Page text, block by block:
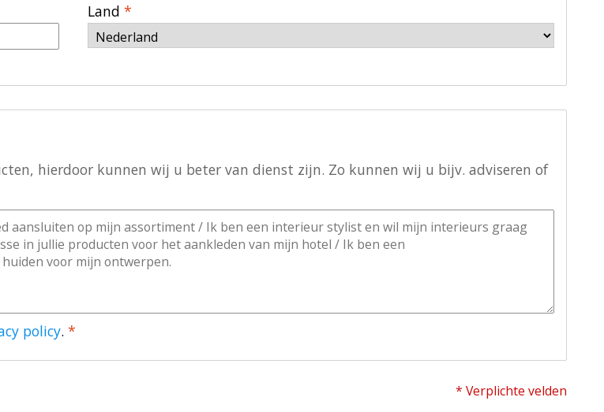
Land*
hierdoor kunnen wij u beter van dienst zijn. Zo kunnen wij u bijv. adviseren of
policy. *
* Verplichte velden